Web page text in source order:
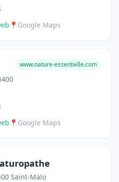
📍 Google Maps
www.nature-essentielle.com
📍 Google Maps
Saint-Malo